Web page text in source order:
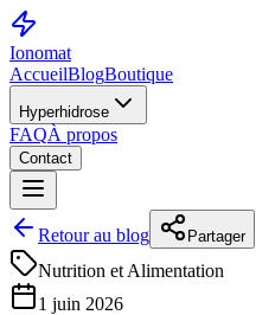
Ionomat
AccueilBlogBoutique
Hyperhidrose
FAQÀ propos
Contact
Retour au blog Partager
Nutrition et Alimentation
1 juin 2026